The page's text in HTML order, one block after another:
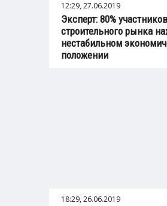
12:29, 27.06.2019
Эксперт: 80% участников
строительного рынка
нестабильном
положении
18:29, 26.06.2019